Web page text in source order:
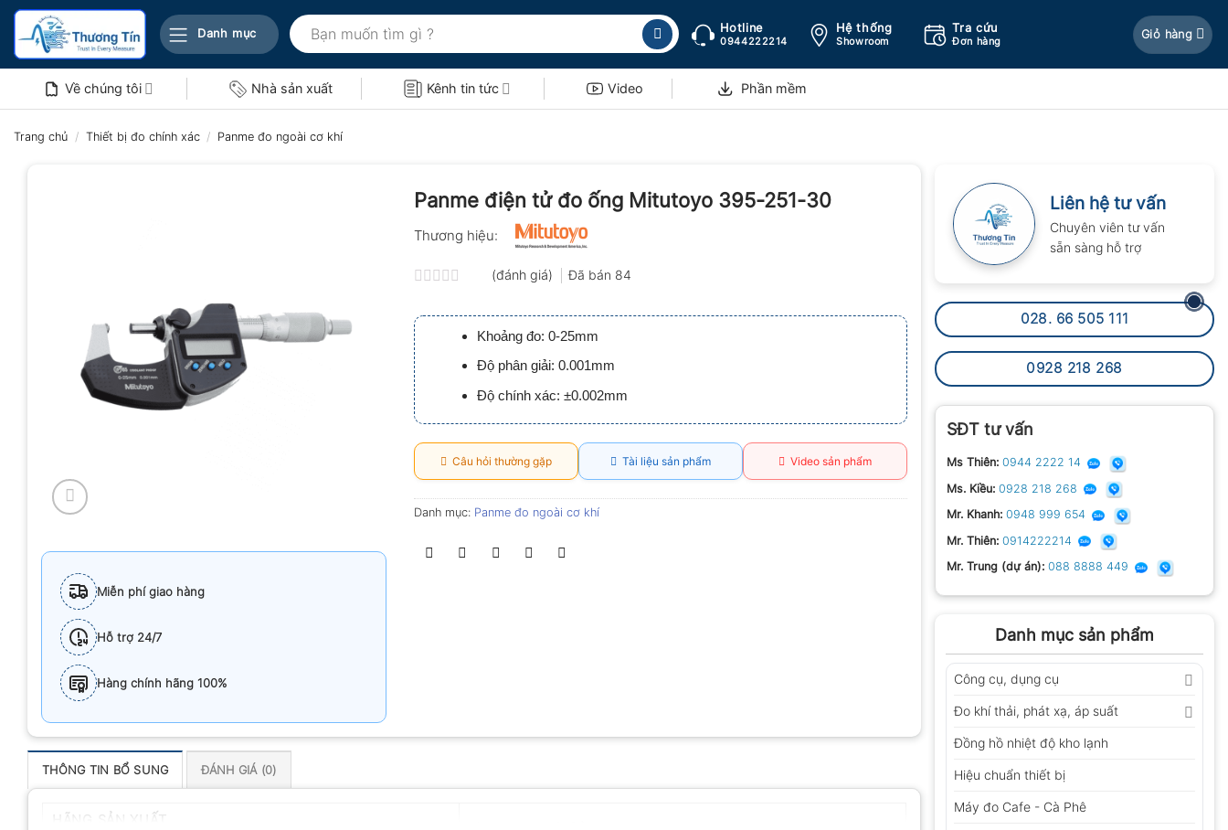
Bỏ
nội
Danh mục
Tìm
kiếm:
Hotline
0944222214
Hệ thống
Showroom
Tra cứu
Đơn hàng
Giỏ hàng
Về chúng tôi Nhà sản xuất Kênh tin tức Video Phần mềm
Trang chủ / Thiết bị đo chính xác / Panme đo ngoài cơ khí
Liên hệ tư vấn
Chuyên viên tư vấn
sẵn sàng hỗ trợ
028. 66 505 111
0928 218 268
SĐT tư vấn
Ms Thiên: 0944 2222 14
Ms. Kiều: 0928 218 268
Mr. Khanh: 0948 999 654
Mr. Thiên: 0914222214
Mr. Trung (dự án): 088 8888 449
Danh mục sản phẩm
Công cụ, dụng cụ
Đo khí thải, phát xạ, áp suất
Đồng hồ nhiệt độ kho lạnh
Hiệu chuẩn thiết bị
Máy đo Cafe - Cà Phê
Miễn phí giao hàng
Hỗ trợ 24/7
Hàng chính hãng 100%
Panme điện tử đo ống Mitutoyo 395-251-30
Thương hiệu:
xếp
hạng
0.0
5
sao
(đánh giá) Đã bán 84
Khoảng đo: 0-25mm
Độ phân giải: 0.001mm
Độ chính xác: ±0.002mm
Câu hỏi thường gặp Tài liệu sản phẩm Video sản phẩm
Danh mục: Panme đo ngoài cơ khí
THÔNG TIN BỔ SUNG ĐÁNH GIÁ (0)